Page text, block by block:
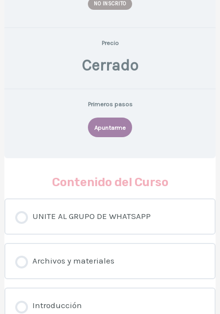
NO INSCRITO
Precio
Cerrado
Primeros pasos
Apuntarme
Contenido del Curso
UNITE AL GRUPO DE WHATSAPP
Archivos y materiales
Introducción